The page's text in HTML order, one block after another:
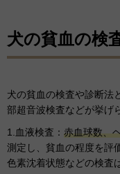
犬の貧血の検
犬の貧血の検査や診断法
部超音波検査などが挙げ
1.血液検査： 赤血球数、
測定し、貧血の程度を評
色素沈着状態などの検査